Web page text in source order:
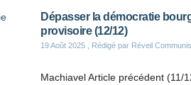
Dépasser la démocratie
provisoire (12/12)
19 Août 2025 , Rédigé par Réveil
Machiavel Article précédent (11/